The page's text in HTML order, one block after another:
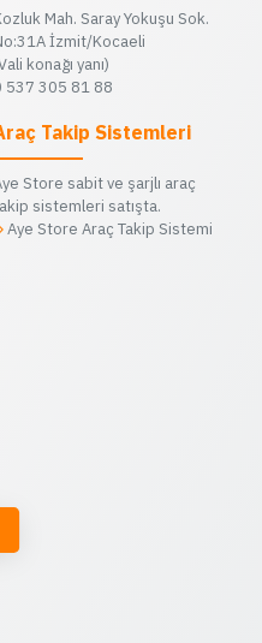
Mah. Saray Yokuşu Sok.
İzmit/Kocaeli
konağı yanı)
537 305 81 88
Takip Sistemleri
Store sabit ve şarjlı araç
sistemleri satışta.
Aye Store Araç Takip Sistemi